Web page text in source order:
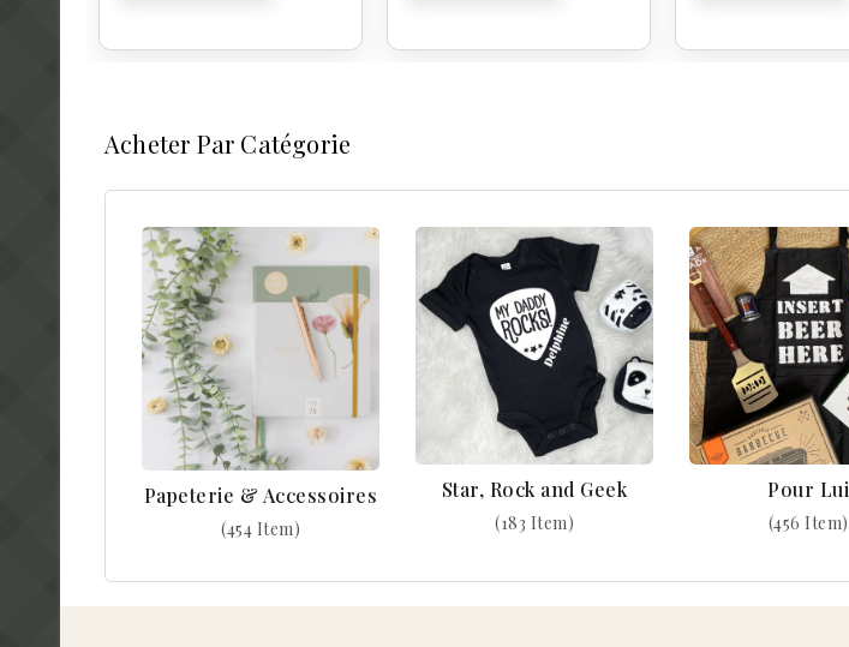
Acheter Par Catégorie
Papeterie & Accessoires
(454 Item)
Star, Rock and Geek
(183 Item)
Pour Lui
(456 Item)